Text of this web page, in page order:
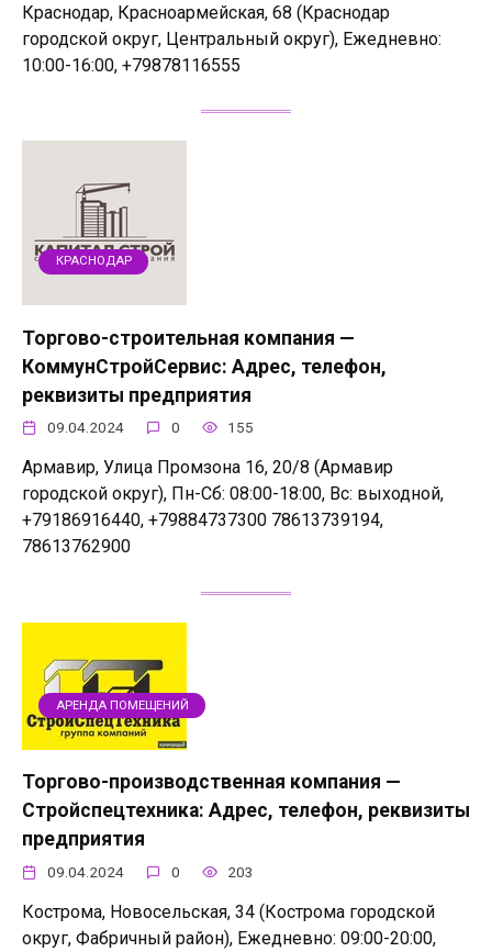
Краснодар, Красноармейская, 68 (Краснодар
городской округ, Центральный округ), Ежедневно:
10:00-16:00, +79878116555
КРАСНОДАР
Торгово-строительная компания —
КоммунСтройСервис: Адрес, телефон,
реквизиты предприятия
09.04.2024 0 155
Армавир, Улица Промзона 16, 20/8 (Армавир
городской округ), Пн-Сб: 08:00-18:00, Вс: выходной,
+79186916440, +79884737300 78613739194,
78613762900
АРЕНДА ПОМЕЩЕНИЙ
Торгово-производственная компания —
Стройспецтехника: Адрес, телефон, реквизиты
предприятия
09.04.2024 0 203
Кострома, Новосельская, 34 (Кострома городской
округ, Фабричный район), Ежедневно: 09:00-20:00,